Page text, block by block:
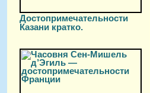
Достопримечательности
Казани кратко.